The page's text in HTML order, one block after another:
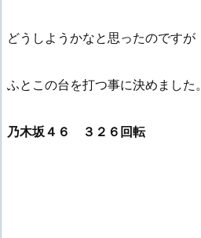
どうしようかなと思ったのですが
ふとこの台を打つ事に決めました。
乃木坂４６ ３２６回転